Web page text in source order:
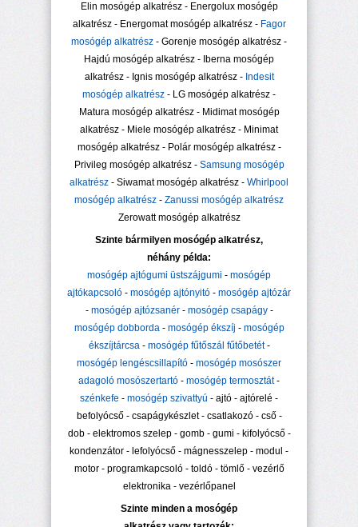
Elin mosógép alkatrész - Energolux mosógép
alkatrész - Energomat mosógép alkatrész - Fagor
mosógép alkatrész - Gorenje mosógép alkatrész -
Hajdú mosógép alkatrész - Iberna mosógép
alkatrész - Ignis mosógép alkatrész - Indesit
mosógép alkatrész - LG mosógép alkatrész -
Matura mosógép alkatrész - Midimat mosógép
alkatrész - Miele mosógép alkatrész - Minimat
mosógép alkatrész - Polár mosógép alkatrész -
Privileg mosógép alkatrész - Samsung mosógép
alkatrész - Siwamat mosógép alkatrész - Whirlpool
mosógép alkatrész - Zanussi mosógép alkatrész
Zerowatt mosógép alkatrész
Szinte bármilyen mosógép alkatrész,
néhány példa:
mosógép ajtógumi üstszájgumi - mosógép
ajtókapcsoló - mosógép ajtónyitó - mosógép ajtózár
- mosógép ajtózsanér- mosógép csapágy-
mosógép dobborda- mosógép ékszíj - mosógép
ékszíjtárcsa- mosógép fűtőszál fűtőbetét-
mosógép lengéscsillapító - mosógép mosószer
adagoló mosószertartó - mosógép termosztát-
szénkefe - mosógép szivattyú - ajtó - ajtórelé -
befolyócső - csapágykészlet - csatlakozó - cső -
dob - elektromos szelep - gomb - gumi - kifolyócső -
kondenzátor - lefolyócső - mágnesszelep - modul -
motor - programkapcsoló - toldó - tömlő - vezérlő
elektronika - vezérlőpanel
Szinte minden a mosógép